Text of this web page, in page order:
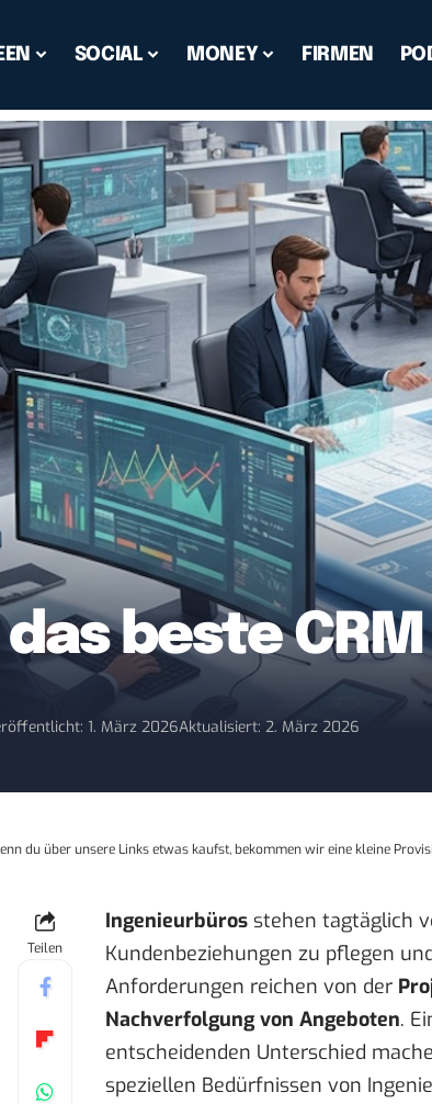
SOCIAL MONEY FIRMEN
das beste
1. März 2026Aktualisiert: 2. März 2026
du über unsere Links etwas kaufst, bekommen wir eine kleine
Teilen
Ingenieurbüros stehen tagtäglich
Kundenbeziehungen zu pflegen
Anforderungen reichen von der
Nachverfolgung von Angeboten.
entscheidenden Unterschied
speziellen Bedürfnissen von